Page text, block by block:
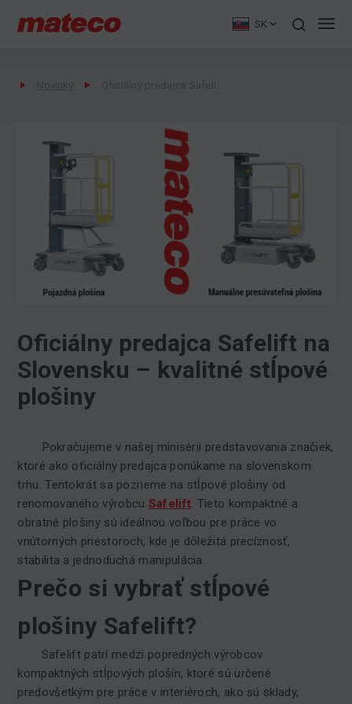
SK
Oficiálny predajca Safelift na
Slovensku – kvalitné stĺpové
plošiny
Pokračujeme v našej minisérii predstavovania značiek,
ktoré ako oficiálny predajca ponúkame na slovenskom
trhu. Tentokrát sa pozrieme na stĺpové plošiny od
renomovaného výrobcu Safelift . Tieto kompaktné a
obratné plošiny sú ideálnou voľbou pre práce vo
vnútorných priestoroch, kde je dôležitá precíznosť,
stabilita a jednoduchá manipulácia.
Prečo si vybrať stĺpové
plošiny Safelift?
Safelift patrí medzi popredných výrobcov
kompaktných stĺpových plošín, ktoré sú určené
predovšetkým pre práce v interiéroch, ako sú sklady,